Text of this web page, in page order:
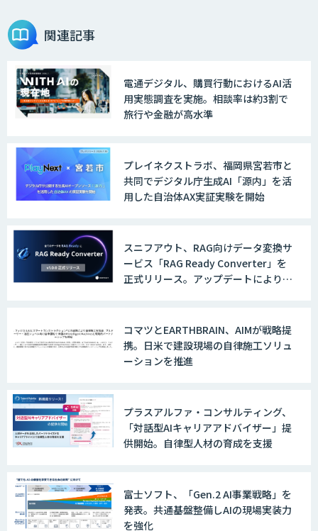
関連記事
電通デジタル、購買行動におけるAI活
用実態調査を実施。相談率は約3割で
旅行や金融が高水準
プレイネクストラボ、福岡県宮若市と
共同でデジタル庁生成AI「源内」を活
用した自治体AX実証実験を開始
スニフアウト、RAG向けデータ変換サ
ービス「RAG Ready Converter」を
正式リリース。アップデートにより変
コマツとEARTHBRAIN、AIMが戦略提
携。日米で建設現場の自律施工ソリュ
ーションを推進
プラスアルファ・コンサルティング、
「対話型AIキャリアアドバイザー」提
供開始。自律型人材の育成を支援
富士ソフト、「Gen.2 AI事業戦略」を
発表。共通基盤整備しAIの現場実装力
を強化